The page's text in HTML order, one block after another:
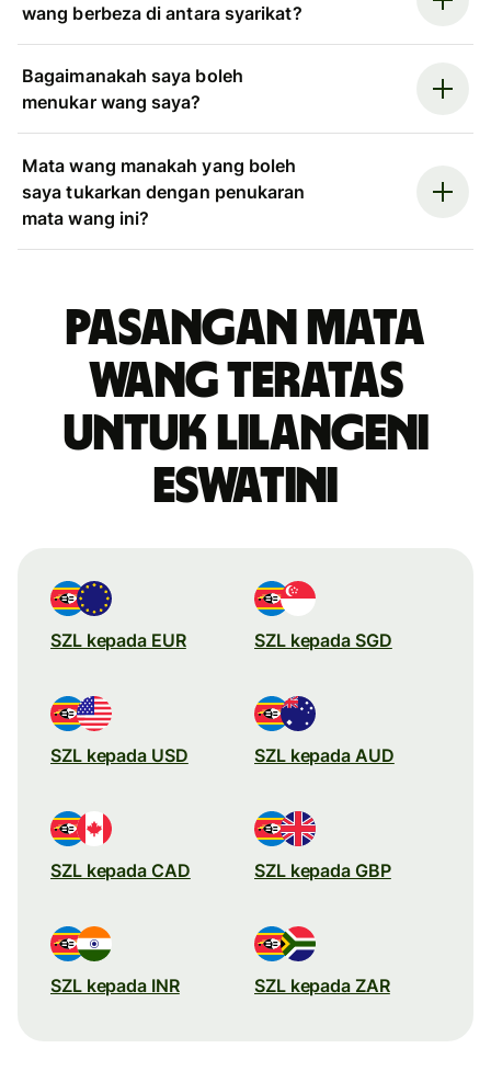
wang berbeza di antara syarikat?
Bagaimanakah saya boleh
menukar wang saya?
Mata wang manakah yang boleh
saya tukarkan dengan penukaran
mata wang ini?
Pasangan mata
wang teratas
untuk Lilangeni
Eswatini
SZL kepada EUR SZL kepada SGD
SZL kepada USD SZL kepada AUD
SZL kepada CAD SZL kepada GBP
SZL kepada INR SZL kepada ZAR